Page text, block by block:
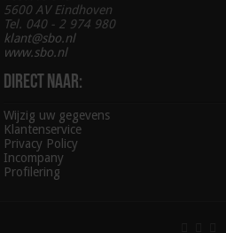
5600 AV Eindhoven
Tel. 040 - 2 974 980
klant@sbo.nl
www.sbo.nl
Direct naar:
Wijzig uw gegevens
Klantenservice
Privacy Policy
Incompany
Profilering